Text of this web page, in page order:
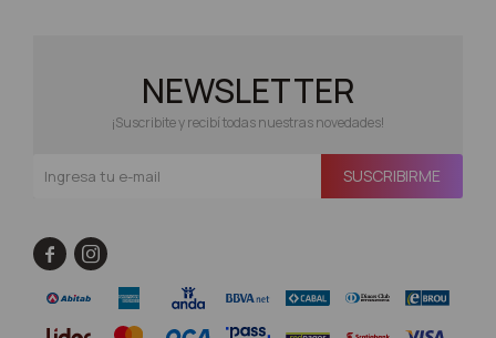
NEWSLETTER
¡Suscribite y recibí todas nuestras novedades!
SUSCRIBIRME
 